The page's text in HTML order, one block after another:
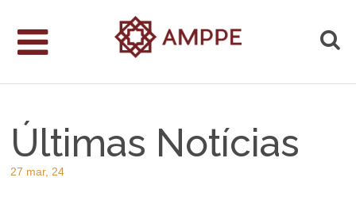
Últimas Notícias
27 mar, 24